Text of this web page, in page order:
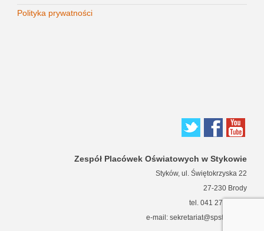
Polityka prywatności
Zespół Placówek Oświatowych w Stykowie
Styków, ul. Świętokrzyska 22
27-230 Brody
tel. 041 271 63 66
e-mail: sekretariat@spstykow.pl